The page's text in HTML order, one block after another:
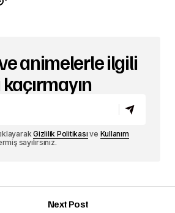
animelerle ilgili
Gizlilik Politikası ve Kullanım
sayılırsınız.
Next Post